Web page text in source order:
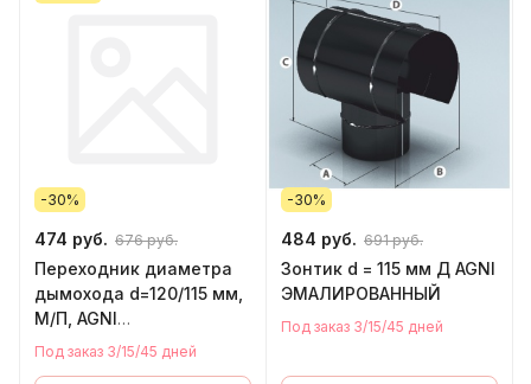
-30%
474 руб. 676 руб.
Переходник диаметра
дымохода d=120/115 мм,
М/П, AGNI
ЭМАЛИРОВАННЫЙ (AISI
Под заказ 3/15/45 дней
-30%
484 руб. 691 руб.
Зонтик d = 115 мм Д AGNI
ЭМАЛИРОВАННЫЙ
Под заказ 3/15/45 дней